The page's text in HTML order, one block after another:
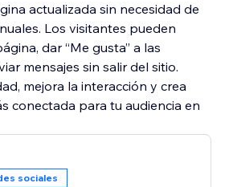
actualizada sin necesidad de
Los visitantes pueden
dar “Me gusta” a las
mensajes sin salir del sitio.
mejora la interacción y crea
conectada para tu audiencia en
sociales